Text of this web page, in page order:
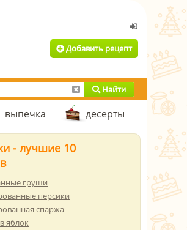
Добавить рецепт
Найти
выпечка десерты
- лучшие 10
груши
персики
спаржа
яблок